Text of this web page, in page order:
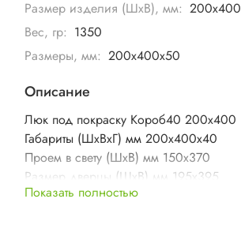
Размер изделия (ШхВ), мм: 200х400
Вес, гр: 1350
Размеры, мм: 200x400x50
Описание
Люк под покраску Короб40 200х400
Габариты (ШхВхГ) мм 200х400х40
Проем в свету (ШхВ) мм 150х370
Размер дверцы (ШхВ) мм 195х395
Вес изделия кг 1,35
Показать полностью